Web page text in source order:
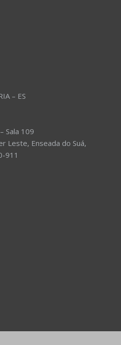
– ES
Sala 109
Leste, Enseada do Suá,
911